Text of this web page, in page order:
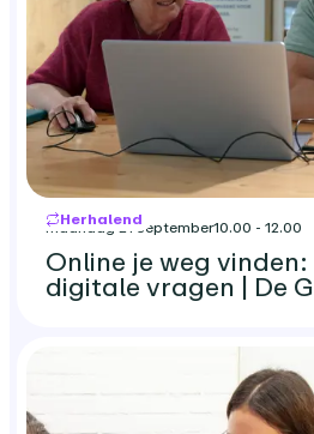
Herhalend
maandag 21 september10.00 - 12.00
Online je weg
digitale vragen | De